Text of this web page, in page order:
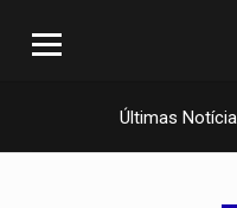
Últimas